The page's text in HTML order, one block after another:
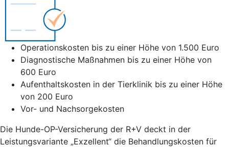
Operationskosten bis zu einer Höhe von 1.500 Euro
Diagnostische Maßnahmen bis zu einer Höhe von
600 Euro
Aufenthaltskosten in der Tierklinik bis zu einer Höhe
von 200 Euro
Vor- und Nachsorgekosten
Die Hunde-OP-Versicherung der R+V deckt in der
Leistungsvariante „Exzellent“ die Behandlungskosten für